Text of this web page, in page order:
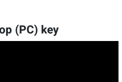
(PC) key